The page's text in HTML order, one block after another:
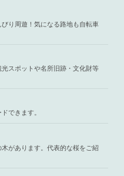
り周遊！気になる路地も自転車
スポットや名所旧跡・文化財等
できます。
があります。代表的な桜をご紹